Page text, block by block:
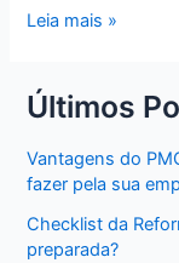
Leia mais »
Últimos
Vantagens do
fazer pela sua
Checklist da
preparada?